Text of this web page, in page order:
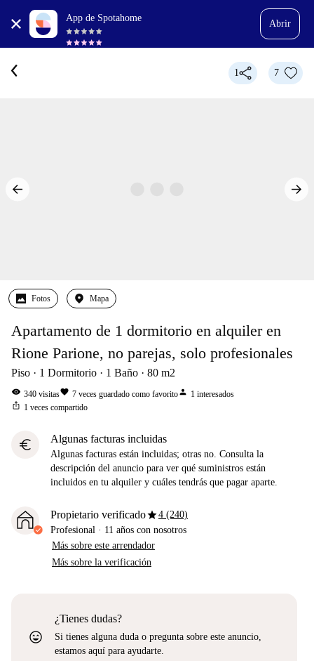
App de Spotahome
Abrir
1 7
Fotos Mapa
Apartamento de 1 dormitorio en alquiler en
Rione Parione, no parejas, solo profesionales
Piso 1 Dormitorio 1 Baño 80 m2
visibility 340 visitasfavorite 7 veces guardado como favoritoperson 1 interesados
ios_share 1 veces compartido
euro Algunas facturas incluidas
Algunas facturas están incluidas; otras no. Consulta la
descripción del anuncio para ver qué suministros están
incluidos en tu alquiler y cuáles tendrás que pagar aparte.
Propietario verificadostar4 (240)
Profesional · 11 años con nosotros
Más sobre este arrendador
Más sobre la verificación
sentiment_very_satisfied
¿Tienes dudas?
Si tienes alguna duda o pregunta sobre este anuncio,
estamos aquí para ayudarte.